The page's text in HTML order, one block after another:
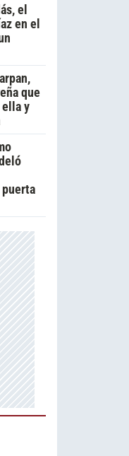
el
en el
que
y